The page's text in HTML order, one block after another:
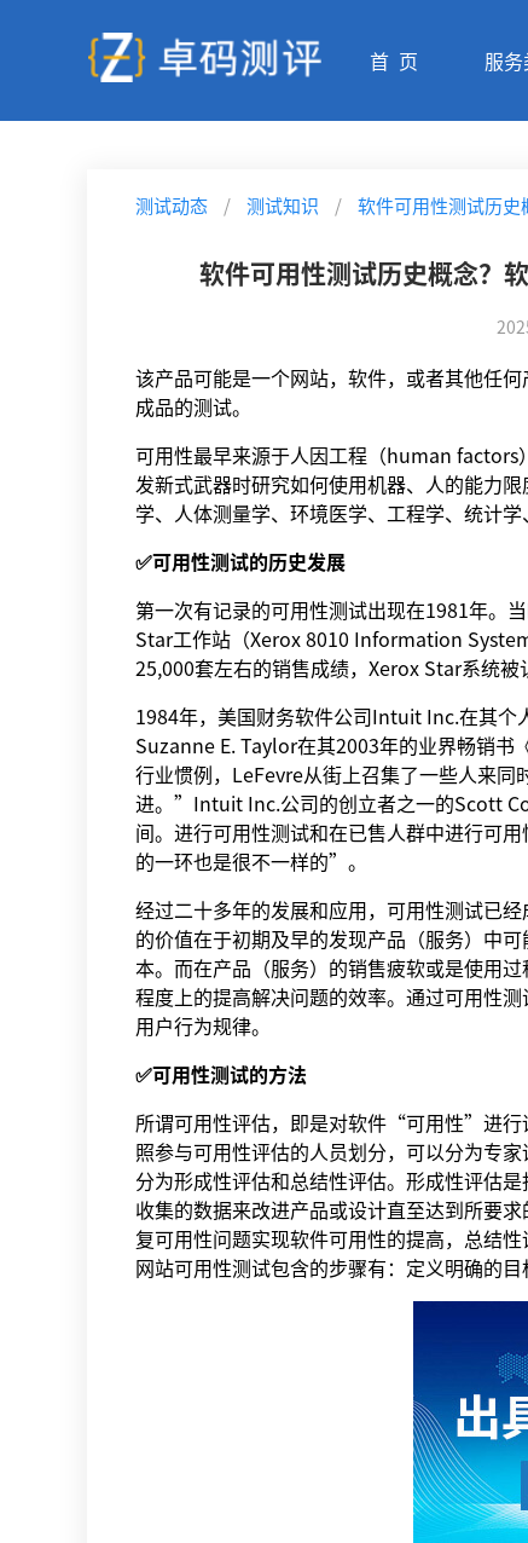
首 页 服
测试动态 / 测试知识 / 软件可用性测试历史
软件可用性测试历史概念？
该产品可能是一个网站，软件，或者其他任
成品的测试。
可用性最早来源于人因工程（human
发新式武器时研究如何使用机器、人的能力
学、人体测量学、环境医学、工程学、统计学
✅可用性测试的历史发展
第一次有记录的可用性测试出现在1981年。
Star工作站（Xerox 8010 Information
25,000套左右的销售成绩，Xerox Star系统被
1984年，美国财务软件公司Intuit Inc.在其个
Suzanne E. Taylor在其2003年的业界畅销
行业惯例，LeFevre从街上召集了一些人来
进。”Intuit Inc.公司的创立者之一的Scott
间。进行可用性测试和在已售人群中进行可
的一环也是很不一样的”。
经过二十多年的发展和应用，可用性测试已
的价值在于初期及早的发现产品（服务）中
本。而在产品（服务）的销售疲软或是使用
程度上的提高解决问题的效率。通过可用性
用户行为规律。
✅可用性测试的方法
所谓可用性评估，即是对软件“可用性”进行
照参与可用性评估的人员划分，可以分为专
分为形成性评估和总结性评估。形成性评估
收集的数据来改进产品或设计直至达到所要
复可用性问题实现软件可用性的提高，总结
网站可用性测试包含的步骤有：定义明确的